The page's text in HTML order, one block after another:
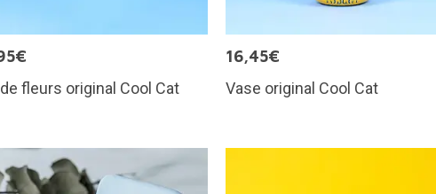
fleurs original Cool Cat
16,45€
Vase original Cool Cat